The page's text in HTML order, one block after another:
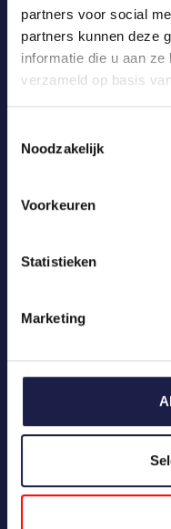
partners voor social
partners kunnen deze
informatie die u aan
verzameld op basis
Noodzakelijk
Voorkeuren
Statistieken
Marketing
CATEGORIEËN
Uw dier